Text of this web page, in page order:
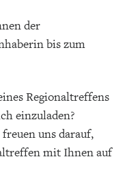
der
bis zum
Regionaltreffens
einzuladen?
uns darauf,
mit Ihnen auf